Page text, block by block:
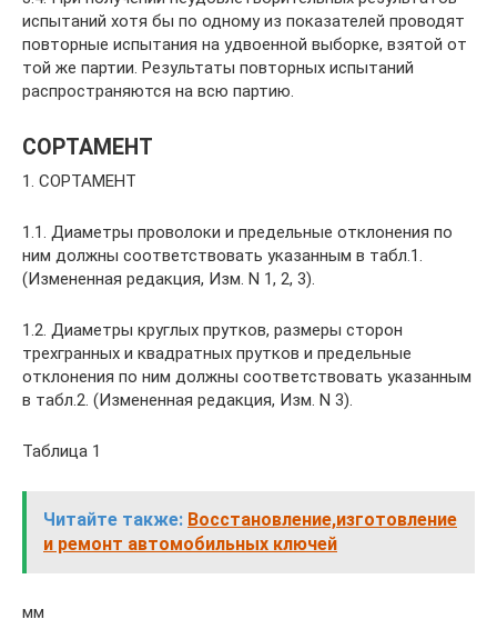
испытаний хотя бы по одному из показателей проводят
повторные испытания на удвоенной выборке, взятой от
той же партии. Результаты повторных испытаний
распространяются на всю партию.
СОРТАМЕНТ
1. СОРТАМЕНТ
1.1. Диаметры проволоки и предельные отклонения по
ним должны соответствовать указанным в табл.1.
(Измененная редакция, Изм. N 1, 2, 3).
1.2. Диаметры круглых прутков, размеры сторон
трехгранных и квадратных прутков и предельные
отклонения по ним должны соответствовать указанным
в табл.2. (Измененная редакция, Изм. N 3).
Таблица 1
Читайте также: Восстановление,изготовление
и ремонт автомобильных ключей
мм